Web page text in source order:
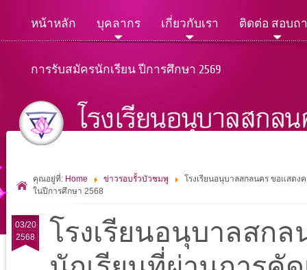
หน้าหลัก บุคลากร เกี่ยวกับเรา ติดต่อ สอบถ
การรับสมัครนักเรียน ปีการศึกษา 2569
คุณอยู่ที่: Home ข่าวรอบรั้วบัวชมพู
โรงเรียนอนุบาลสกลนคร ขอแสดง
ในปีการศึกษา 2568
03/20
2568
โรงเรียนอนุบาลสก